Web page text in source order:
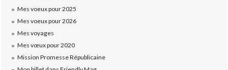
Mes voeux pour 2025
Mes voeux pour 2026
Mes voyages
Mes vœux pour 2020
Mission Promesse Républicaine